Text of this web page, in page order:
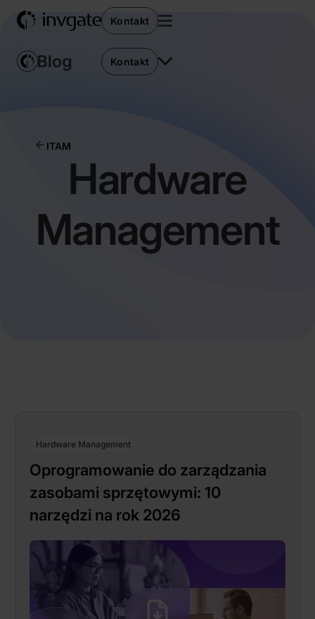
Kontakt
Kontakt
ITAM
Hardware
Management
Hardware Management
Oprogramowanie do zarządzania
zasobami sprzętowymi: 10
narzędzi na rok 2026